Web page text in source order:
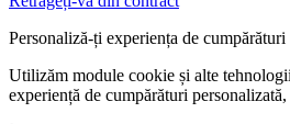
Personaliză-ți experiența de cumpărături
Utilizăm module cookie și alte
experiență de cumpărături